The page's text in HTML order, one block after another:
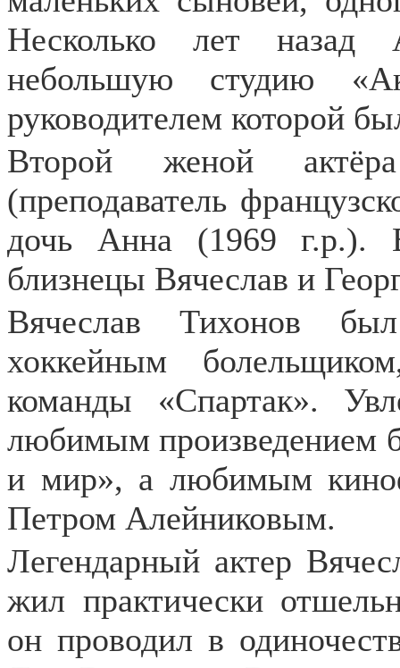
Несколько лет назад
небольшую студию
руководителем которой
Второй женой
(преподаватель
дочь Анна (1969 г.р.).
близнецы Вячеслав и
Вячеслав Тихонов
хоккейным
команды «Спартак».
любимым произведением
и мир», а любимым
Петром Алейниковым.
Легендарный актер
жил практически
он проводил в